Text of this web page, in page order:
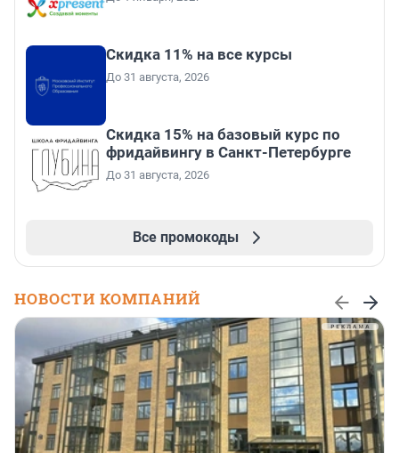
Скидка 11% на все курсы
До 31 августа, 2026
Скидка 15% на базовый курс по
фридайвингу в Санкт-Петербурге
До 31 августа, 2026
Все промокоды
НОВОСТИ КОМПАНИЙ